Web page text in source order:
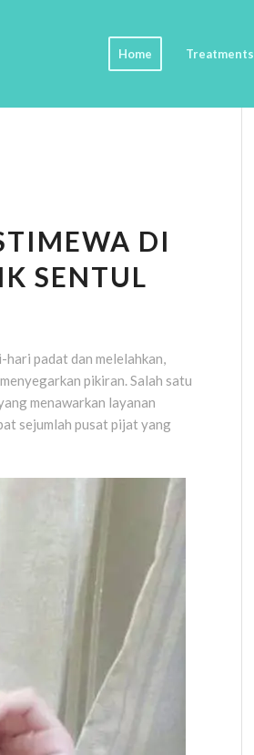
Home Treatments
DI
SENTUL
hari padat dan melelahkan,
pikiran. Salah satu
menawarkan layanan
sejumlah pusat pijat yang